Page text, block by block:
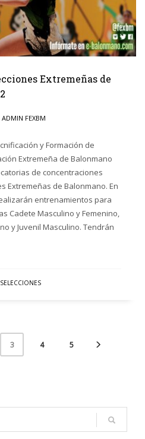
Extremeñas de
ADMIN FEXBM
y Formación de
Extremeña de Balonmano
de concentraciones
Extremeñas de Balonmano. En
entrenamientos para
Cadete Masculino y Femenino,
y Juvenil Masculino. Tendrán
SELECCIONES
3 4 5